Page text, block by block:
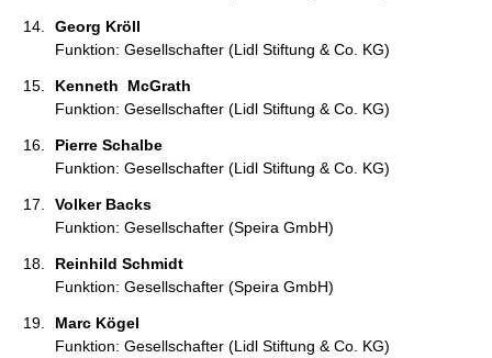
Georg Kröll
Funktion: Gesellschafter (Lidl Stiftung & Co. KG)
Kenneth  McGrath
Funktion: Gesellschafter (Lidl Stiftung & Co. KG)
Pierre Schalbe
Funktion: Gesellschafter (Lidl Stiftung & Co. KG)
Volker Backs
Funktion: Gesellschafter (Speira GmbH)
Reinhild Schmidt
Funktion: Gesellschafter (Speira GmbH)
Marc Kögel
Funktion: Gesellschafter (Lidl Stiftung & Co. KG)